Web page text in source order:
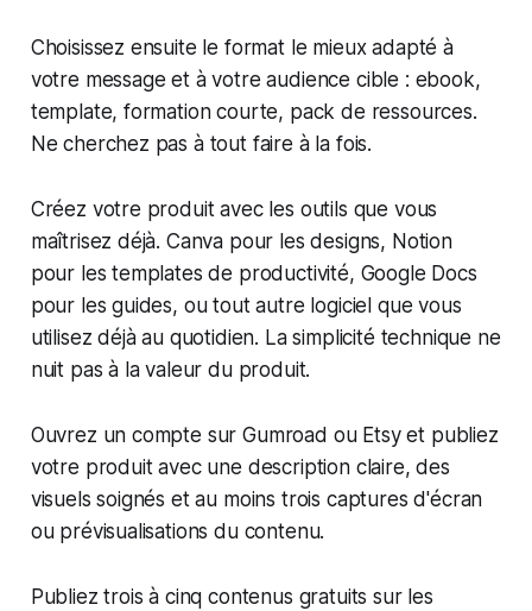
Choisissez ensuite le format le mieux adapté à
votre message et à votre audience cible : ebook,
template, formation courte, pack de ressources.
Ne cherchez pas à tout faire à la fois.
Créez votre produit avec les outils que vous
maîtrisez déjà. Canva pour les designs, Notion
pour les templates de productivité, Google Docs
pour les guides, ou tout autre logiciel que vous
utilisez déjà au quotidien. La simplicité technique ne
nuit pas à la valeur du produit.
Ouvrez un compte sur Gumroad ou Etsy et publiez
votre produit avec une description claire, des
visuels soignés et au moins trois captures d'écran
ou prévisualisations du contenu.
Publiez trois à cinq contenus gratuits sur les